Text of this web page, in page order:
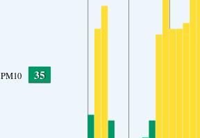
PM10 35